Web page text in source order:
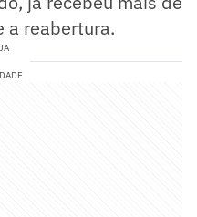
a reabertura.